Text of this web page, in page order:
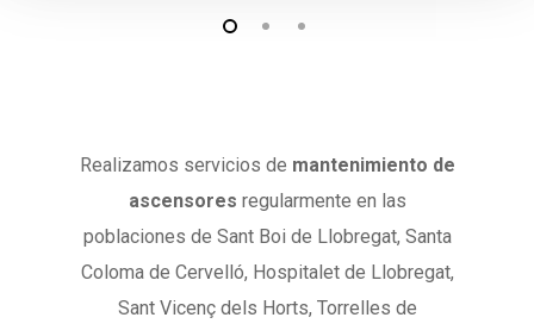
Realizamos servicios de mantenimiento de
ascensores regularmente en las
poblaciones de Sant Boi de Llobregat, Santa
Coloma de Cervelló, Hospitalet de Llobregat,
Sant Vicenç dels Horts, Torrelles de